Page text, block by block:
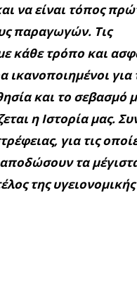
να είναι τόπος
παραγωγών. Τις
κάθε τρόπο και
ικανοποιημένοι για
και το σεβασμό
η Ιστορία μας.
για τις
τα
της